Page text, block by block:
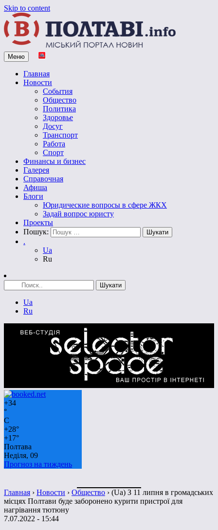
Skip to content
Vpoltave.info
Полтавский портал новостей
Меню
Главная
Новости
События
Общество
Политика
Здоровье
Досуг
Транспорт
Работа
Спорт
Финансы и бизнес
Галерея
Справочная
Афиша
Блоги
Юридические вопросы в сфере ЖКХ
Задай вопрос юристу
Проекты
Пошук:
.
Ua
Ru
Ua
Ru
+34
°
C
+28°
+17°
Полтава
Неділя, 09
Прогноз на тиждень
Главная › Новости › Общество › (Ua) З 11 липня в громадських
місцях Полтави буде заборонено курити пристрої для
нагрівання тютюну
7.07.2022 - 15:44